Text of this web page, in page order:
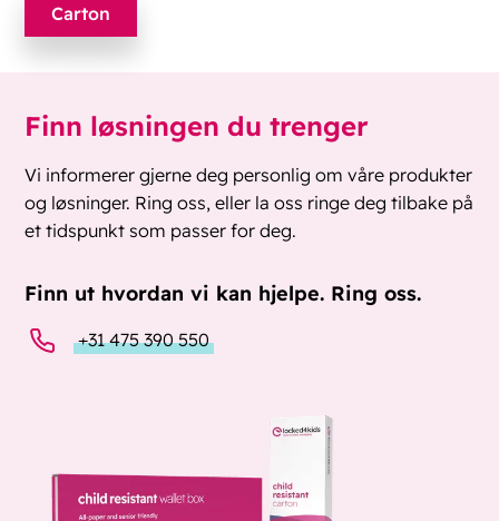
Carton
Finn løsningen du trenger
Vi informerer gjerne deg personlig om våre produkter
og løsninger. Ring oss, eller la oss ringe deg tilbake på
et tidspunkt som passer for deg.
Finn ut hvordan vi kan hjelpe. Ring oss.
+31 475 390 550